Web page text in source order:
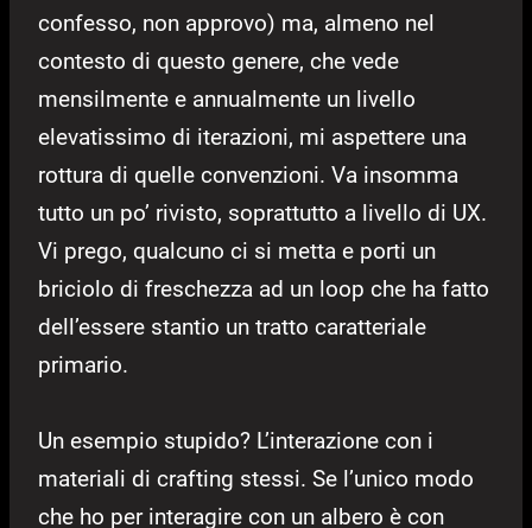
confesso, non approvo) ma, almeno nel
contesto di questo genere, che vede
mensilmente e annualmente un livello
elevatissimo di iterazioni, mi aspettere una
rottura di quelle convenzioni. Va insomma
tutto un po’ rivisto, soprattutto a livello di UX.
Vi prego, qualcuno ci si metta e porti un
briciolo di freschezza ad un loop che ha fatto
dell’essere stantio un tratto caratteriale
primario.
Un esempio stupido? L’interazione con i
materiali di crafting stessi. Se l’unico modo
che ho per interagire con un albero è con